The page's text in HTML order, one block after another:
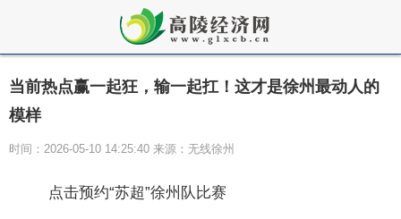
当前热点赢一起狂，输一起扛！这才是徐州最动人的
模样
时间：2026-05-10 14:25:40 来源：无线徐州
点击预约“苏超”徐州队比赛